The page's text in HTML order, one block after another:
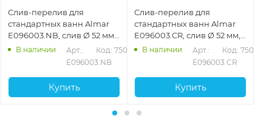
Слив-перелив для
стандартных ванн Almar
E096003.NB, слив Ø 52 мм,
никель брашированный
В наличии
Арт.:
E096003.NB
Код: 75099
Купить
Слив-перелив для
стандартных ванн Almar
E096003.CR, слив Ø 52 мм,
хромВ наличии
Арт.:
E096003.CR
Код: 75096
Купить